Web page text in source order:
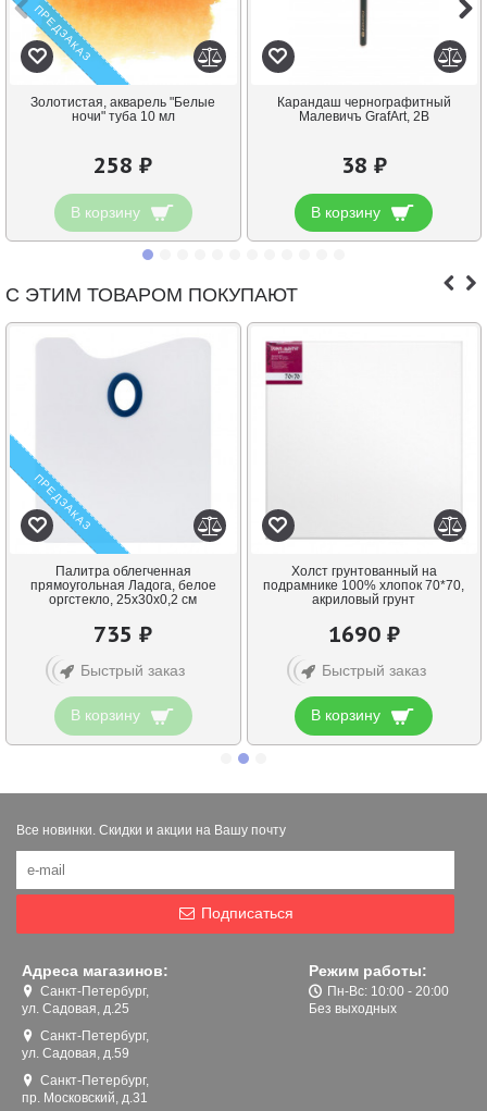
ПРЕДЗАКАЗ
Золотистая, акварель "Белые
ночи" туба 10 мл
258 ₽
В корзину
Карандаш чернографитный
Малевичъ GrafArt, 2В
38 ₽
В корзину
С ЭТИМ ТОВАРОМ ПОКУПАЮТ
ПРЕДЗАКАЗ
Палитра облегченная
прямоугольная Ладога, белое
оргстекло, 25х30х0,2 см
735 ₽
Быстрый заказ
В корзину
Холст грунтованный на
подрамнике 100% хлопок 70*70,
акриловый грунт
1690 ₽
Быстрый заказ
В корзину
Все новинки. Скидки и акции на Вашу почту
Подписаться
Адреса магазинов:
Санкт-Петербург,
ул. Садовая, д.25
Санкт-Петербург,
ул. Садовая, д.59
Санкт-Петербург,
пр. Московский, д.31
Режим работы:
Пн-Вс: 10:00 - 20:00
Без выходных